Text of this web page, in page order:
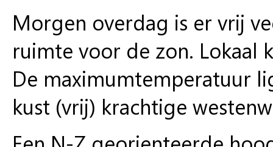
Morgen overdag is er vrij
ruimte voor de zon. Lokaal
De maximumtemperatuur
kust (vrij) krachtige